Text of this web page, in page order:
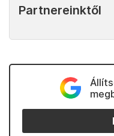
Partnereinktől